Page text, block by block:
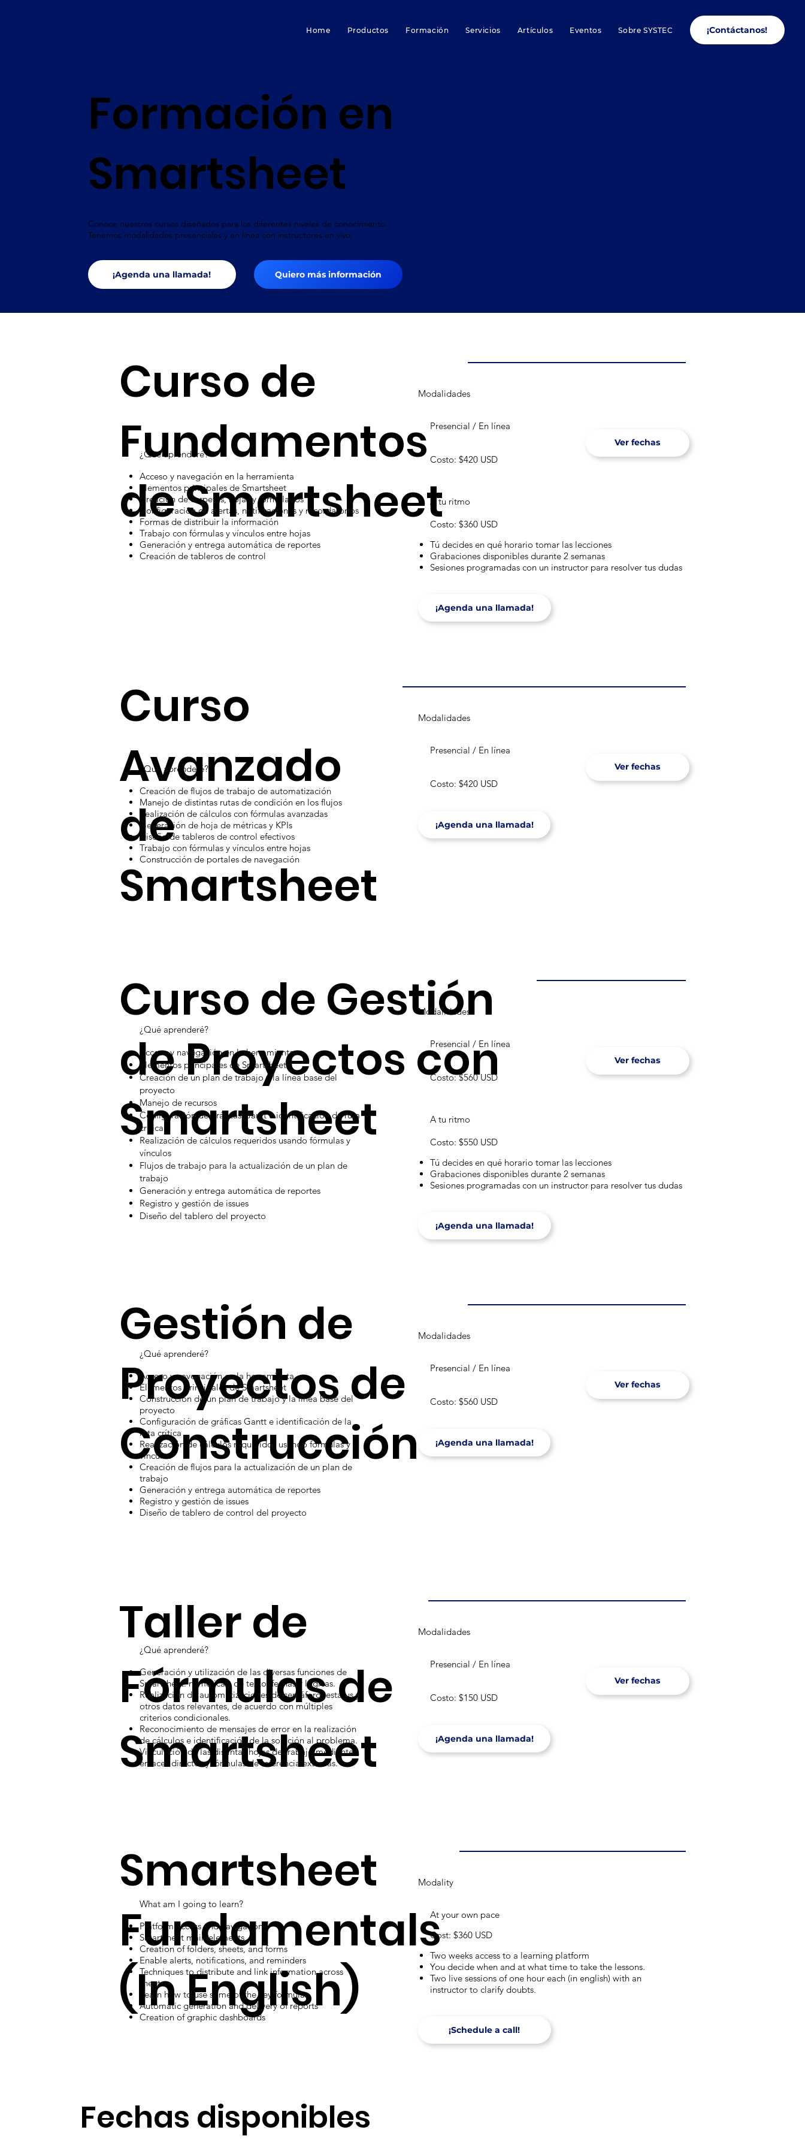
Home Productos Formación Servicios Artículos Eventos Sobre SYSTEC ¡Contáctanos!
Conoce nuestros cursos diseñados para los diferentes niveles de conocimiento.
Tenemos modalidades presenciales y en línea con instructores en vivo.
Formación en
Smartsheet
¡Agenda una llamada! Quiero más información
¿Qué aprenderé?
Acceso y navegación en la herramienta
Elementos principales de Smartsheet
Creación de carpetas, hojas y formularios
Configuración de alertas, notificaciones y recordatorios
Formas de distribuir la información
Trabajo con fórmulas y vínculos entre hojas
Generación y entrega automática de reportes
Creación de tableros de control
Curso de
Fundamentos
de Smartsheet
Modalidades
Presencial / En línea
Costo: $420 USD
Ver fechas
A tu ritmo
Tú decides en qué horario tomar las lecciones
Grabaciones disponibles durante 2 semanas
Sesiones programadas con un instructor para resolver tus dudas
Costo: $360 USD
¡Agenda una llamada!
¿Qué aprenderé?
Creación de flujos de trabajo de automatización
Manejo de distintas rutas de condición en los flujos
Realización de cálculos con fórmulas avanzadas
Generación de hoja de métricas y KPIs
Diseño de tableros de control efectivos
Trabajo con fórmulas y vínculos entre hojas
Construcción de portales de navegación
Curso
Avanzado
de
Smartsheet
Modalidades
Presencial / En línea
Costo: $420 USD
Ver fechas
¡Agenda una llamada!
Curso de Gestión
de Proyectos con
Smartsheet
¿Qué aprenderé?
Acceso y navegación en la herramienta
Elementos principales de Smartsheet
Creación de un plan de trabajo y la línea base del
proyecto
Manejo de recursos
Configuración de gráficas Gantt e identificación de ruta
crítica
Realización de cálculos requeridos usando fórmulas y
vínculos
Flujos de trabajo para la actualización de un plan de
trabajo
Generación y entrega automática de reportes
Registro y gestión de issues
Diseño del tablero del proyecto
Modalidades
Presencial / En línea
Costo: $560 USD
Ver fechas
A tu ritmo
Tú decides en qué horario tomar las lecciones
Grabaciones disponibles durante 2 semanas
Sesiones programadas con un instructor para resolver tus dudas
Costo: $550 USD
¡Agenda una llamada!
¿Qué aprenderé?
Acceso y navegación en la herramienta
Elementos principales de Smartsheet
Construcción de un plan de trabajo y la línea base del
proyecto
Configuración de gráficas Gantt e identificación de la
ruta crítica
Realización de cálculos requeridos usando fórmulas y
vínculos
Creación de flujos para la actualización de un plan de
trabajo
Generación y entrega automática de reportes
Registro y gestión de issues
Diseño de tablero de control del proyecto
Gestión de
Proyectos de
Construcción
Modalidades
Presencial / En línea
Costo: $560 USD​
Ver fechas
¡Agenda una llamada!
¿Qué aprenderé?
Generación y utilización de las diversas funciones de
Smartsheet: numéricas, de texto, fechas y lógicas.
Realización de automatizaciones de semáforo, estatus y
otros datos relevantes, de acuerdo con múltiples
criterios condicionales.
Reconocimiento de mensajes de error en la realización
de cálculos e identificación de la solución al problema.
Vinculación de las distintas hojas de trabajo mediante
enlaces directos y fórmulas de referencia externas.
Taller de
Fórmulas de
Smartsheet
Modalidades
Presencial / En línea
Costo: $150 USD
Ver fechas
¡Agenda una llamada!
What am I going to learn?
Platform access and navigation
Smartsheet main elements
Creation of folders, sheets, and forms
Enable alerts, notifications, and reminders
Techniques to distribute and link information across
sheets
Learn how to use some of the key formulas
Automatic generation and delivery of reports
Creation of graphic dashboards
Smartsheet
Fundamentals
(In English)
Modality
At your own pace
Two weeks access to a learning platform
You decide when and at what time to take the lessons.
Two live sessions of one hour each (in english) with an
instructor to clarify doubts.
Cost: $360 USD
¡Schedule a call!
Fechas disponibles